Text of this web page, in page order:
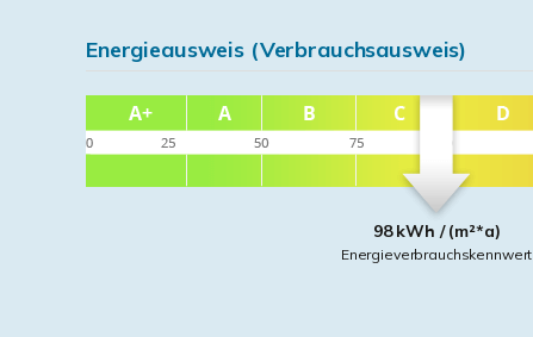
Energieausweis (Verbrauchsausweis)
98 kWh / (m²*a)
Energieverbrauchskennwert